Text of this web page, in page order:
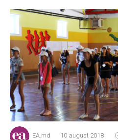
EA.md 10 august 2018